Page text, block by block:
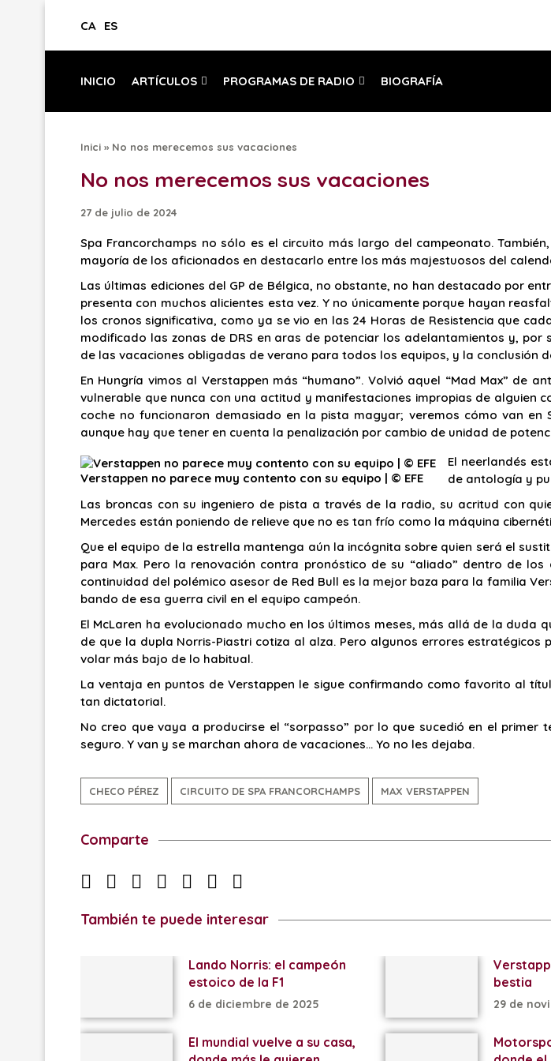
CA ES
INICIO ARTÍCULOS PROGRAMAS DE RADIO BIOGRAFÍA
Inici » No nos merecemos sus vacaciones
No nos merecemos sus vacaciones
27 de julio de 2024
Spa Francorchamps no sólo es el circuito más largo del campeonato.
mayoría de los aficionados en destacarlo entre los más majestuosos del
Las últimas ediciones del GP de Bélgica, no obstante, no han destacado por
presenta con muchos alicientes esta vez. Y no únicamente porque hayan
los cronos significativa, como ya se vio en las 24 Horas de Resistencia que
modificado las zonas de DRS en aras de potenciar los adelantamientos y,
de las vacaciones obligadas de verano para todos los equipos, y la conclusión
En Hungría vimos al Verstappen más “humano”. Volvió aquel “Mad Max” de
vulnerable que nunca con una actitud y manifestaciones impropias de alguien
coche no funcionaron demasiado en la pista magyar; veremos cómo van
aunque hay que tener en cuenta la penalización por cambio de unidad de
Verstappen no parece muy contento con su equipo | © EFE
El neerlandés
de antología y
Las broncas con su ingeniero de pista a través de la radio, su acritud con
Mercedes están poniendo de relieve que no es tan frío como la máquina
Que el equipo de la estrella mantenga aún la incógnita sobre quien será el
para Max. Pero la renovación contra pronóstico de su “aliado” dentro de
continuidad del polémico asesor de Red Bull es la mejor baza para la familia
bando de esa guerra civil en el equipo campeón.
El McLaren ha evolucionado mucho en los últimos meses, más allá de la
de que la dupla Norris-Piastri cotiza al alza. Pero algunos errores
volar más bajo de lo habitual.
La ventaja en puntos de Verstappen le sigue confirmando como favorito al
tan dictatorial.
No creo que vaya a producirse el “sorpasso” por lo que sucedió en el
seguro. Y van y se marchan ahora de vacaciones… Yo no les dejaba.
CHECO PÉREZ CIRCUITO DE SPA FRANCORCHAMPS MAX VERSTAPPEN
Comparte
También te puede interesar
Lando Norris: el campeón
estoico de la F1
6 de diciembre de 2025
bestia
29 de
El mundial vuelve a su casa,